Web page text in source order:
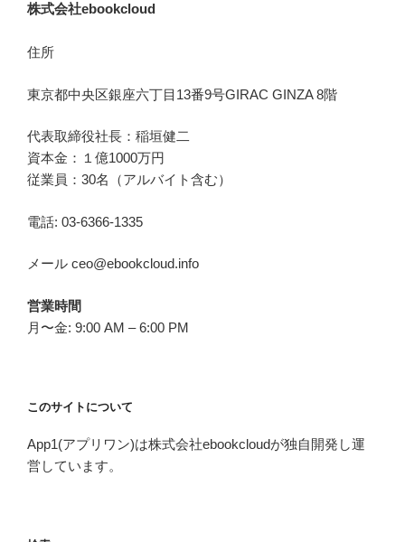
株式会社ebookcloud
住所
東京都中央区銀座六丁目 13番9号GIRAC GINZA 8階
代表取締役社長：稲垣健二
資本金：１億1000万円
従業員：30名（アルバイト含む）
電話: 03-6366-1335
メール ceo@ebookcloud.info
営業時間
月〜金: 9:00 AM – 6:00 PM
このサイトについて
App1(アプリワン)は株式会社ebookcloudが独自開発し運
営しています。